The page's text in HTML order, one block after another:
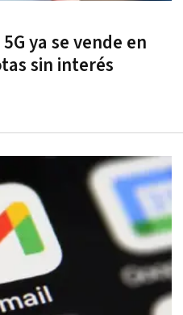
ya se vende en
sin interés